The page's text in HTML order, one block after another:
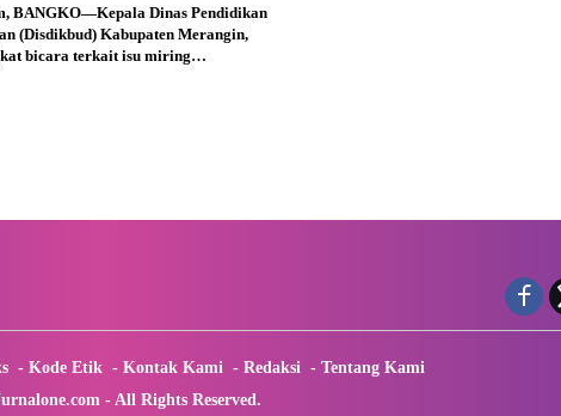
BANGKO—Kepala Dinas Pendidikan
(Disdikbud) Kabupaten Merangin,
bicara terkait isu miring…
Kode Etik Kontak Kami Redaksi
Tentang Kami
- All Rights Reserved.